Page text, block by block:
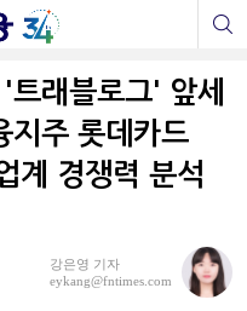
래블로그' 앞세
주 롯데카드
계 경쟁력 분석
강은영 기자
eykang@fntimes.com